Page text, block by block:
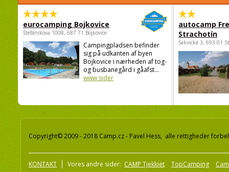
eurocamping Bojkovice
Štefánikova 1008, 687 71 Bojkovice
Campingpladsen befinder
sig på udkanten af byen
Bojkovice i nærheden af tog-
og busbanegård i gåafst...
www sider
autocamp
Strachotín
Šakvická 3, 693 01
Copyright© 2009 - 2018 Camp.cz - Pavel Hess, alle rettigheder
KONTAKT Vores andre sider: CAMP Tjekkiet TopCamping